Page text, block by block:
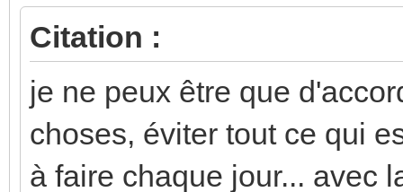
Citation :
je ne peux être que
choses, éviter tout ce qui
à faire chaque jour... avec